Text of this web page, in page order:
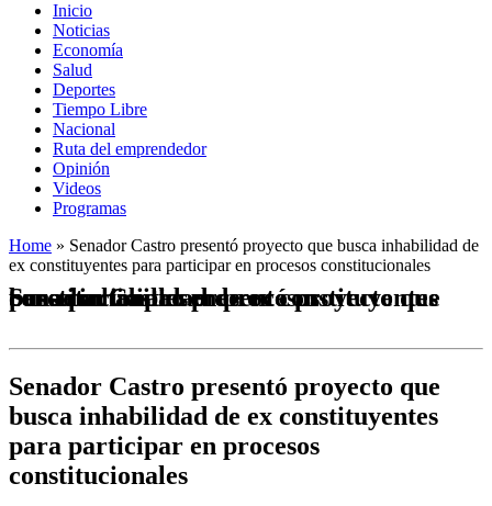
Inicio
Noticias
Economía
Salud
Deportes
Tiempo Libre
Nacional
Ruta del emprendedor
Opinión
Videos
Programas
Home » Senador Castro presentó proyecto que busca inhabilidad de
ex constituyentes para participar en procesos constitucionales
Senador Castro presentó proyecto que busca inhabilidad de ex constituyentes para participar en procesos constitucionales
Senador Castro presentó proyecto que
busca inhabilidad de ex constituyentes
para participar en procesos
constitucionales